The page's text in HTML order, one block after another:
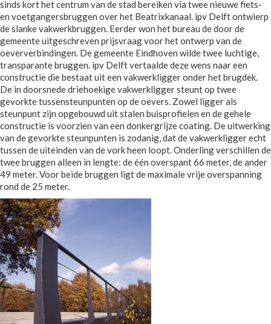
sinds kort het centrum van de stad bereiken via twee nieuwe fiets-
en voetgangersbruggen over het Beatrixkanaal. ipv Delft ontwierp
de slanke vakwerkbruggen. Eerder won het bureau de door de
gemeente uitgeschreven prijsvraag voor het ontwerp van de
oeververbindingen. De gemeente Eindhoven wilde twee luchtige,
transparante bruggen. ipv Delft vertaalde deze wens naar een
constructie die bestaat uit een vakwerkligger onder het brugdek.
De in doorsnede driehoekige vakwerkligger steunt op twee
gevorkte tussensteunpunten op de oevers. Zowel ligger als
steunpunt zijn opgebouwd uit stalen buisprofielen en de gehele
constructie is voorzien van een donkergrijze coating. De uitwerking
van de gevorkte steunpunten is zodanig, dat de vakwerkligger echt
tussen de uiteinden van de vork heen loopt. Onderling verschillen de
twee bruggen alleen in lengte: de één overspant 66 meter, de ander
49 meter. Voor beide bruggen ligt de maximale vrije overspanning
rond de 25 meter.